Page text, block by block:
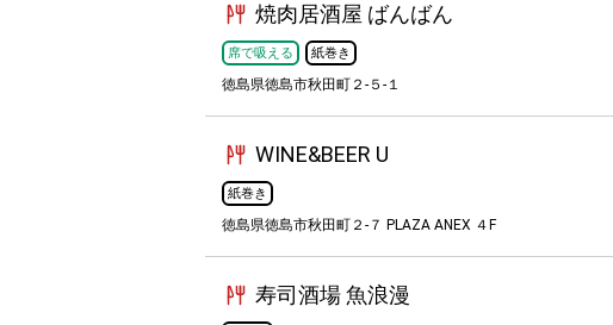
焼肉居酒屋 ばんばん
席で吸える 紙巻き
徳島県徳島市秋田町２-５-１
WINE&BEER U
紙巻き
徳島県徳島市秋田町２-７ PLAZA ANEX ４F
寿司酒場 魚浪漫